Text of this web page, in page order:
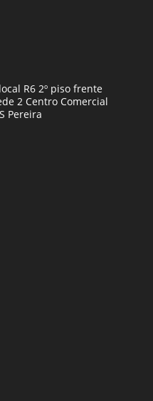
R6 2º piso frente
2 Centro Comercial
Pereira